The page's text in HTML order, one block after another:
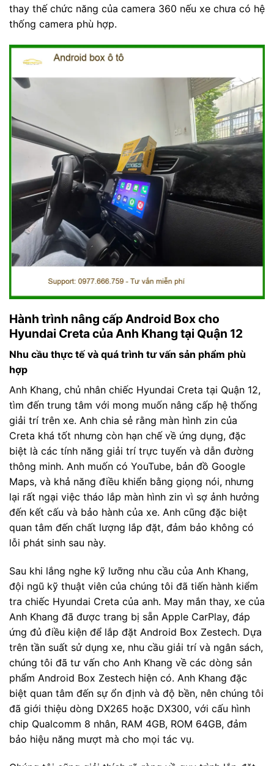
thay thế chức năng của camera 360 nếu xe chưa có hệ
thống camera phù hợp.
Hành trình nâng cấp Android Box cho
Hyundai Creta của Anh Khang tại Quận 12
Nhu cầu thực tế và quá trình tư vấn sản phẩm phù
hợp
Anh Khang, chủ nhân chiếc Hyundai Creta tại Quận 12,
tìm đến trung tâm với mong muốn nâng cấp hệ thống
giải trí trên xe. Anh chia sẻ rằng màn hình zin của
Creta khá tốt nhưng còn hạn chế về ứng dụng, đặc
biệt là các tính năng giải trí trực tuyến và dẫn đường
thông minh. Anh muốn có YouTube, bản đồ Google
Maps, và khả năng điều khiển bằng giọng nói, nhưng
lại rất ngại việc tháo lắp màn hình zin vì sợ ảnh hưởng
đến kết cấu và bảo hành của xe. Anh cũng đặc biệt
quan tâm đến chất lượng lắp đặt, đảm bảo không có
lỗi phát sinh sau này.
Sau khi lắng nghe kỹ lưỡng nhu cầu của Anh Khang,
đội ngũ kỹ thuật viên của chúng tôi đã tiến hành kiểm
tra chiếc Hyundai Creta của anh. May mắn thay, xe của
Anh Khang đã được trang bị sẵn Apple CarPlay, đáp
ứng đủ điều kiện để lắp đặt Android Box Zestech. Dựa
trên tần suất sử dụng xe, nhu cầu giải trí và ngân sách,
chúng tôi đã tư vấn cho Anh Khang về các dòng sản
phẩm Android Box Zestech hiện có. Anh Khang đặc
biệt quan tâm đến sự ổn định và độ bền, nên chúng tôi
đã giới thiệu dòng DX265 hoặc DX300, với cấu hình
chip Qualcomm 8 nhân, RAM 4GB, ROM 64GB, đảm
bảo hiệu năng mượt mà cho mọi tác vụ.